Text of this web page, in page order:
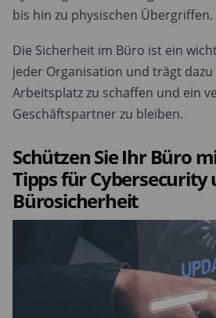
bis hin zu physischen Übergriffen.
Die Sicherheit im Büro ist ein
jeder Organisation und trägt
Arbeitsplatz zu schaffen und ein
Geschäftspartner zu bleiben.
Schützen Sie Ihr Büro
Tipps für Cybersecurity
Bürosicherheit